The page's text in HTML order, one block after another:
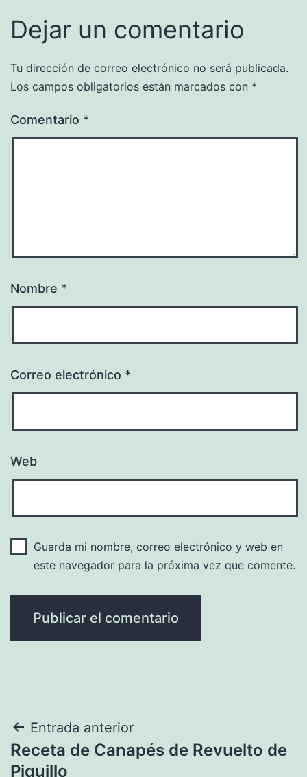
Dejar un comentario
Tu dirección de correo electrónico no será publicada.
Los campos obligatorios están marcados con *
Comentario *
Nombre *
Correo electrónico *
Web
Guarda mi nombre, correo electrónico y web en
este navegador para la próxima vez que comente.
Navegación
de
Entrada anterior
Receta de Canapés de Revuelto de
Piquillo